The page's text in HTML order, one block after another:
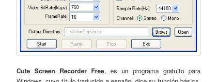
Cute Screen Recorder Free, es un programa gratuito para